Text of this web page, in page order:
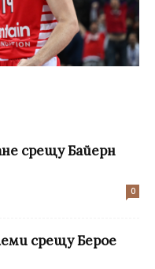
срещу Байерн
0
срещу Берое